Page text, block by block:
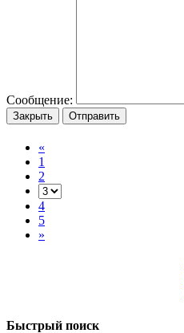
Сообщение:
Закрыть Отправить
«
1
2
4
5
»
Быстрый поиск